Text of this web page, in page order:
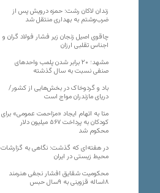
زندان لاکان رشت؛ حمزه درویش پس از
ضرب‌وشتم به بهداری منتقل شد
چاقوی اصیل زنجان زیر فشار فولاد گران و
اجناس تقلبی ارزان
مشهد؛ ۲۰ برابر شدن پلمب واحدهای
صنفی نسبت به سال گذشته
باد و گردوخاک در بخش‌هایی از کشور/
دریای مازندران مواج است
متا به اتهام ایجاد «مزاحمت عمومی» برای
کودکان به پرداخت ۵۶۷ میلیون دلار
محکوم شد
در هفته‌ای که گذشت؛ نگاهی به گزارشات
محیط زیستی در ایران
محکومیت شقایق افشار نجفی هنرمند
۱۸ساله قزوینی به ۹سال حبس